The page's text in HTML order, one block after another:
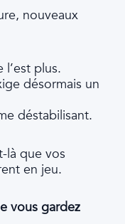
nouveaux
plus.
désormais un
déstabilisant.
là que vos
en jeu.
vous gardez